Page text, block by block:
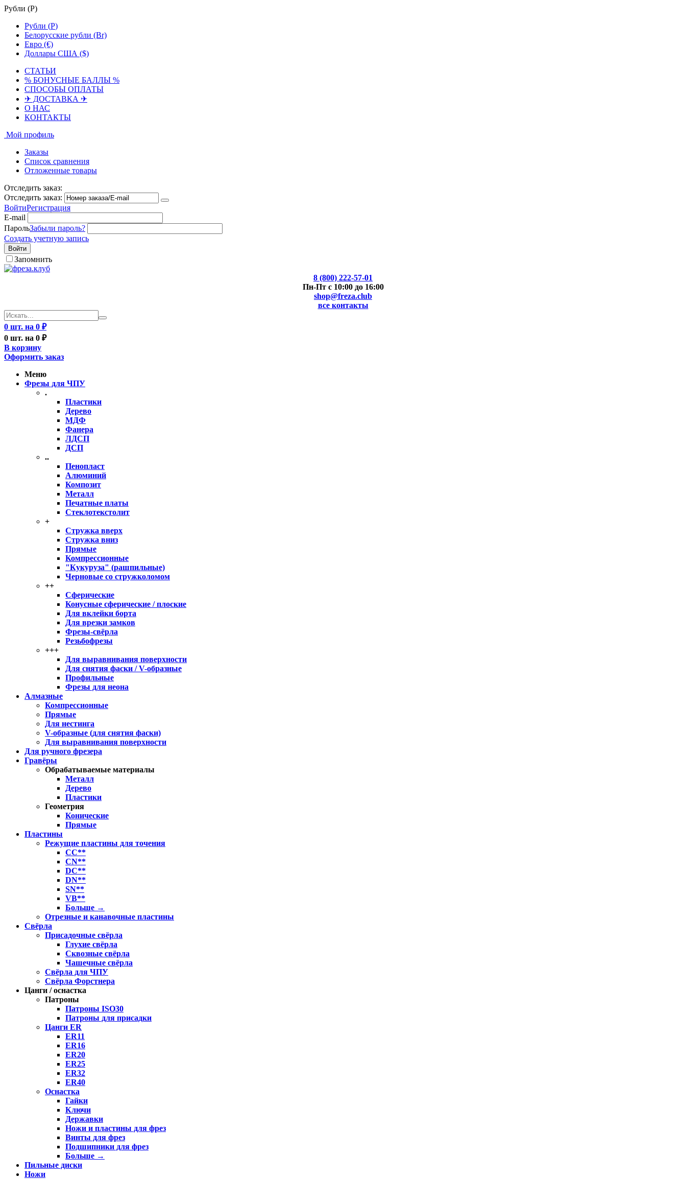
Рубли (Р)
Рубли (Р)
Белорусские рубли (Br)
Евро (€)
Доллары США ($)
СТАТЬИ
% БОНУСНЫЕ БАЛЛЫ %
СПОСОБЫ ОПЛАТЫ
✈ ДОСТАВКА ✈
О НАС
КОНТАКТЫ
Мой профиль
Заказы
Список сравнения
Отложенные товары
Отследить заказ:
Отследить заказ:
ВойтиРегистрация
E-mail
ПарольЗабыли пароль?
Создать учетную запись
Войти
Запомнить
8 (800) 222-57-01
Пн-Пт с 10:00 до 16:00
shop@freza.club
все контакты
0 шт. на 0 ₽
0 шт. на 0 ₽
В корзину
Оформить заказ
Меню
Фрезы для ЧПУ
.
Пластики
Дерево
МДФ
Фанера
ЛДСП
ДСП
..
Пенопласт
Алюминий
Композит
Металл
Печатные платы
Стеклотекстолит
+
Стружка вверх
Стружка вниз
Прямые
Компрессионные
"Кукуруза" (рашпильные)
Черновые со стружколомом
++
Сферические
Конусные сферические / плоские
Для вклейки борта
Для врезки замков
Фрезы-свёрла
Резьбофрезы
+++
Для выравнивания поверхности
Для снятия фаски / V-образные
Профильные
Фрезы для неона
Алмазные
Компрессионные
Прямые
Для нестинга
V-образные (для снятия фаски)
Для выравнивания поверхности
Для ручного фрезера
Гравёры
Обрабатываемые материалы
Металл
Дерево
Пластики
Геометрия
Конические
Прямые
Пластины
Режущие пластины для точения
CC**
CN**
DC**
DN**
SN**
VB**
Больше →
Отрезные и канавочные пластины
Свёрла
Присадочные свёрла
Глухие свёрла
Сквозные свёрла
Чашечные свёрла
Свёрла для ЧПУ
Свёрла Форстнера
Цанги / оснастка
Патроны
Патроны ISO30
Патроны для присадки
Цанги ER
ER11
ER16
ER20
ER25
ER32
ER40
Оснастка
Гайки
Ключи
Державки
Ножи и пластины для фрез
Винты для фрез
Подшипники для фрез
Больше →
Пильные диски
Ножи